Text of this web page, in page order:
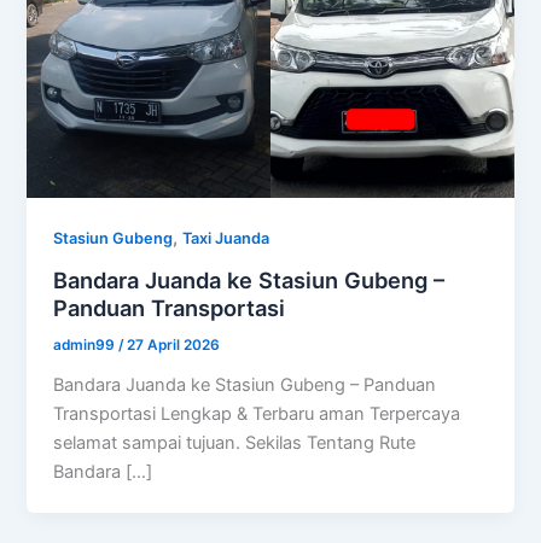
Stasiun Gubeng,Taxi Juanda
Bandara Juanda ke Stasiun Gubeng –
Panduan Transportasi
admin99/27 April 2026
Bandara Juanda ke Stasiun Gubeng – Panduan
Transportasi Lengkap & Terbaru aman Terpercaya
selamat sampai tujuan. Sekilas Tentang Rute
Bandara […]